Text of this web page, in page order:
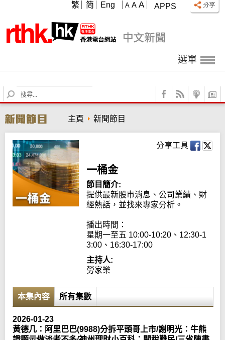
APPS
A A A
繁 简 Eng
選單
S
e
r
c
h
主頁 新聞節目
分享工具
一桶金
節目簡介:
提供最新股市消息、公司業績、財
經熱話，並找來專家分析。
播出時間：
星期一至五 10:00-10:20、12:30-1
3:00、16:30-17:00
主持人:
勞家樂
本集內容 所有集數
2026-01-23
黃德几：阿里巴巴(9988)分拆平頭哥上市/謝明光：牛熊